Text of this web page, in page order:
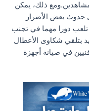
ذلك، يمكن
حدوث بعض الأضرار
تلعب دورا مهما في تجنب
بتلقي شكاوى الأعطال
فنيين في صيانة أجهزة